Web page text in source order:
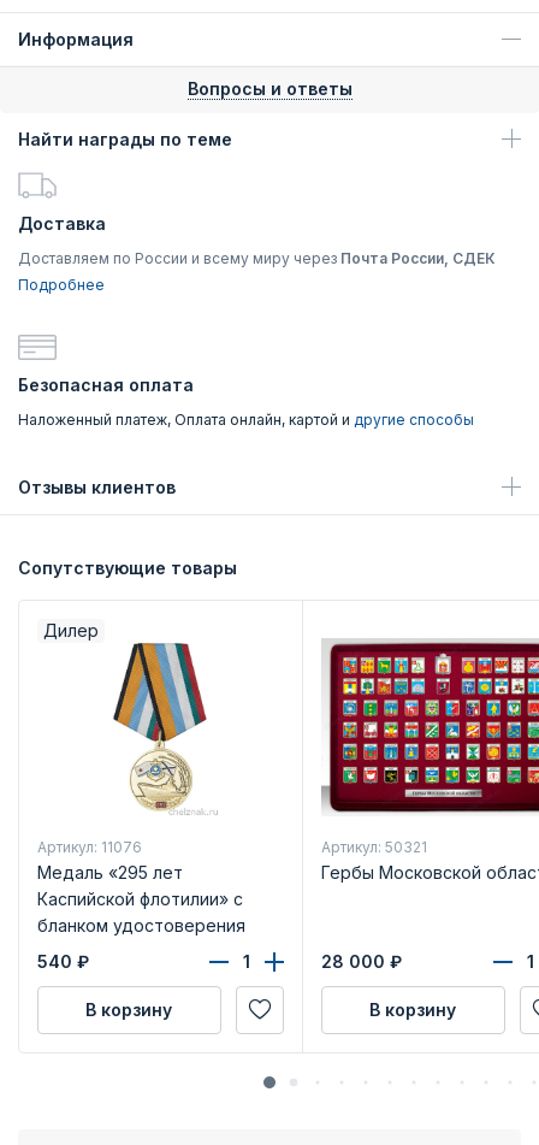
Информация
Вопросы и ответы
Найти награды по теме
Доставка
Доставляем по России и всему миру через Почта России, СДЕК
Подробнее
Безопасная оплата
Наложенный платеж, Оплата онлайн, картой и другие способы
Отзывы клиентов
Сопутствующие товары
Дилер
Артикул: 11076
Медаль «295 лет
Каспийской флотилии» с
бланком удостоверения
540 ₽
В корзину
Артикул: 50321
Гербы Московской
28 000 ₽
В корзину